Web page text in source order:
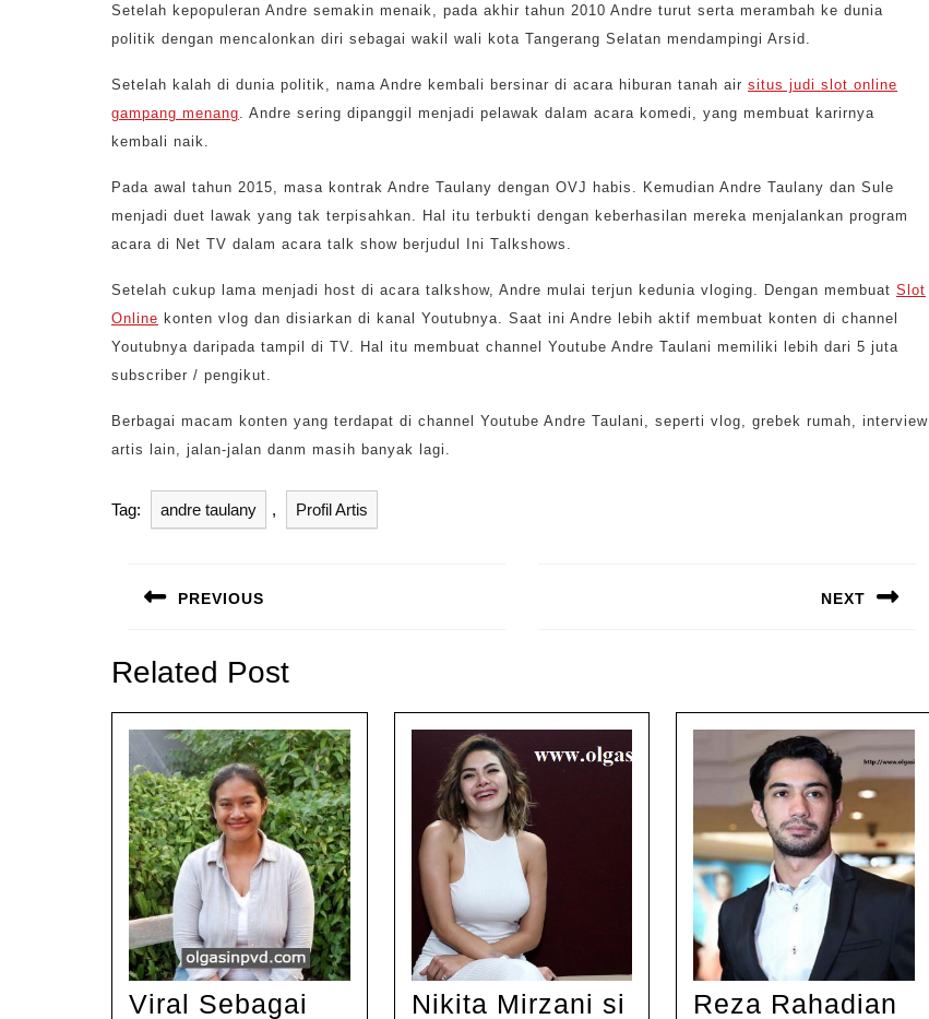
Setelah kepopuleran Andre semakin menaik, pada akhir tahun 2010 Andre turut serta merambah ke dunia
politik dengan mencalonkan diri sebagai wakil wali kota Tangerang Selatan mendampingi Arsid.
Setelah kalah di dunia politik, nama Andre kembali bersinar di acara hiburan tanah air situs judi slot online
gampang menang. Andre sering dipanggil menjadi pelawak dalam acara komedi, yang membuat karirnya
kembali naik.
Pada awal tahun 2015, masa kontrak Andre Taulany dengan OVJ habis. Kemudian Andre Taulany dan Sule
menjadi duet lawak yang tak terpisahkan. Hal itu terbukti dengan keberhasilan mereka menjalankan program
acara di Net TV dalam acara talk show berjudul Ini Talkshows.
Setelah cukup lama menjadi host di acara talkshow, Andre mulai terjun kedunia vloging. Dengan membuat Slot
Online konten vlog dan disiarkan di kanal Youtubnya. Saat ini Andre lebih aktif membuat konten di channel
Youtubnya daripada tampil di TV. Hal itu membuat channel Youtube Andre Taulani memiliki lebih dari 5 juta
subscriber / pengikut.
Berbagai macam konten yang terdapat di channel Youtube Andre Taulani, seperti vlog, grebek rumah, interview
artis lain, jalan-jalan danm masih banyak lagi.
Tag: andre taulany , Profil Artis
pos
PREVIOUS
post:
NEXT
Related Post
Viral Sebagai
Nikita Mirzani si
Reza Rahadian